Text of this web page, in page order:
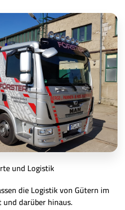
und Logistik
die Logistik von Gütern im
und darüber hinaus.